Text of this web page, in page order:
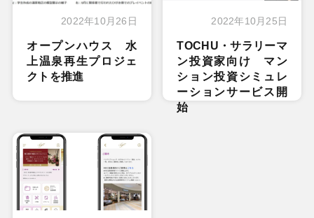
2022年10月26日
オープンハウス 水
上温泉再生プロジェ
クトを推進
2022年10月25日
TOCHU・サラリーマ
ン投資家向け マン
ション投資シミュレ
ーションサービス開
始